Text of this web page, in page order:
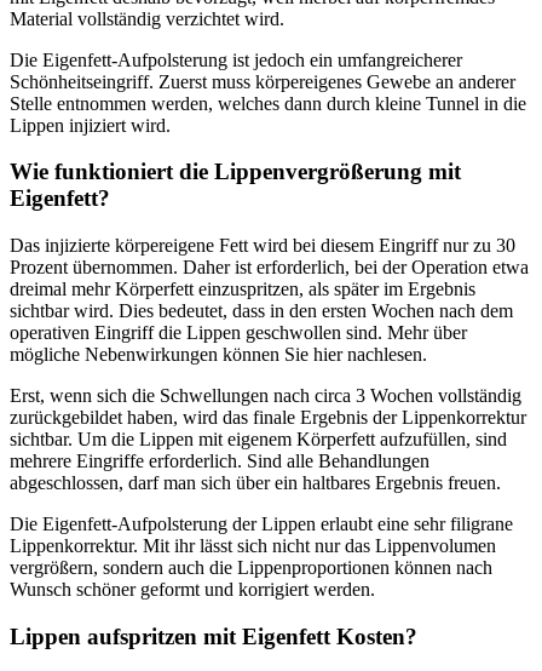
Material vollständig verzichtet wird.
Die Eigenfett-Aufpolsterung ist jedoch ein umfangreicherer
Schönheitseingriff. Zuerst muss körpereigenes Gewebe an anderer
Stelle entnommen werden, welches dann durch kleine Tunnel in die
Lippen injiziert wird.
Wie funktioniert die Lippenvergrößerung mit
Eigenfett?
Das injizierte körpereigene Fett wird bei diesem Eingriff nur zu 30
Prozent übernommen. Daher ist erforderlich, bei der Operation etwa
dreimal mehr Körperfett einzuspritzen, als später im Ergebnis
sichtbar wird. Dies bedeutet, dass in den ersten Wochen nach dem
operativen Eingriff die Lippen geschwollen sind. Mehr über
mögliche Nebenwirkungen können Sie hier nachlesen.
Erst, wenn sich die Schwellungen nach circa 3 Wochen vollständig
zurückgebildet haben, wird das finale Ergebnis der Lippenkorrektur
sichtbar. Um die Lippen mit eigenem Körperfett aufzufüllen, sind
mehrere Eingriffe erforderlich. Sind alle Behandlungen
abgeschlossen, darf man sich über ein haltbares Ergebnis freuen.
Die Eigenfett-Aufpolsterung der Lippen erlaubt eine sehr filigrane
Lippenkorrektur. Mit ihr lässt sich nicht nur das Lippenvolumen
vergrößern, sondern auch die Lippenproportionen können nach
Wunsch schöner geformt und korrigiert werden.
Lippen aufspritzen mit Eigenfett Kosten?